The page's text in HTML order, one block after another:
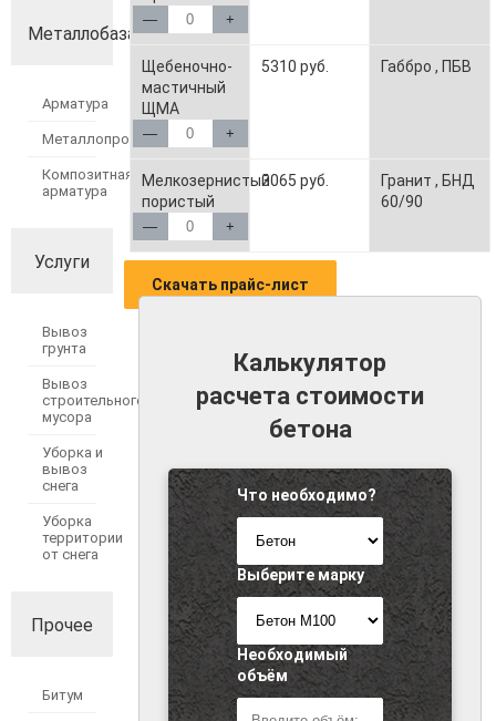
Металлобаза
Арматура
Металлопрокат
Композитная
арматура
Услуги
Вывоз
грунта
Вывоз
строительного
мусора
Уборка и
вывоз
снега
Уборка
территории
от снега
Прочее
Битум
— +
Щебеночно-
мастичный
ЩМА
— +
5310 руб. Габбро , ПБВ
Мелкозернистый
пористый
— +
3065 руб.
Гранит , БНД
60/90
Скачать прайс-лист
Калькулятор
расчета стоимости
бетона
Что необходимо?
Выберите марку
Необходимый
объём